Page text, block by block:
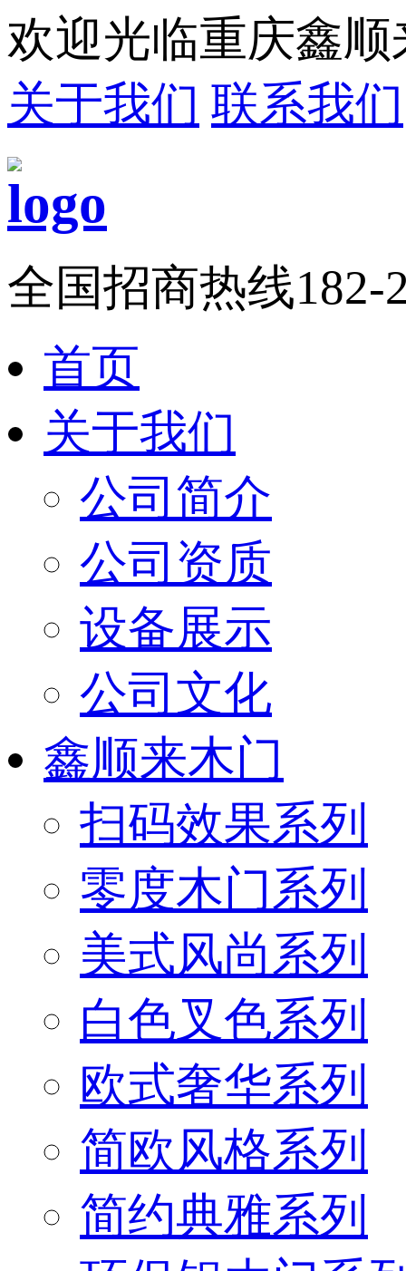
欢迎光临重庆鑫
关于我们 联系我们
全国招商热线182-
首页
关于我们
公司简介
公司资质
设备展示
公司文化
鑫顺来木门
扫码效果系列
零度木门系列
美式风尚系列
白色叉色系列
欧式奢华系列
简欧风格系列
简约典雅系列